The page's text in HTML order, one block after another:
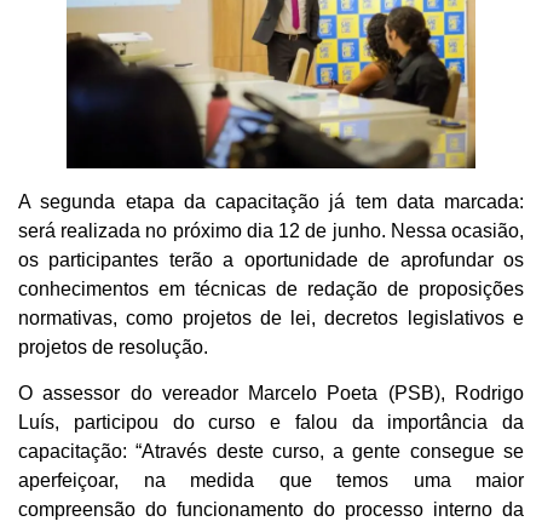
A segunda etapa da capacitação já tem data marcada:
será realizada no próximo dia 12 de junho. Nessa ocasião,
os participantes terão a oportunidade de aprofundar os
conhecimentos em técnicas de redação de proposições
normativas, como projetos de lei, decretos legislativos e
projetos de resolução.
O assessor do vereador Marcelo Poeta (PSB), Rodrigo
Luís, participou do curso e falou da importância da
capacitação: “Através deste curso, a gente consegue se
aperfeiçoar, na medida que temos uma maior
compreensão do funcionamento do processo interno da